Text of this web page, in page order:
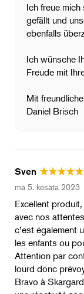
Ich freue
gefällt und
ebenfalls
Ich wünsche
Freude mit
Mit
Daniel Brisch
Sven
ma 5. kesäta 2023
Excellent
avec nos
c’est également
les enfants ou
Attention par
lourd donc
Bravo à